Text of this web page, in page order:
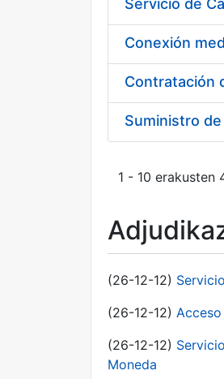
Suministro
1 - 10 erakusten
(26-12-12)
(26-12-12)
(26-12-12)
Moneda